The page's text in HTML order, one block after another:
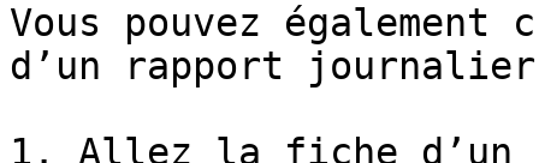
Vous pouvez
d’un rapport
1. Allez la fiche d’un